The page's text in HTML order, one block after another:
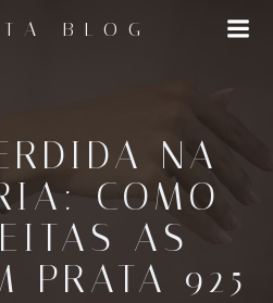
paraBLOG
NA
COMO
AS
PRATA 925